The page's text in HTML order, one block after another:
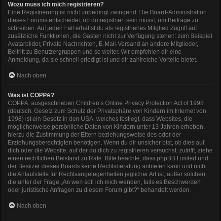
Wozu muss ich mich registrieren?
Eine Registrierung ist nicht unbedingt zwingend. Die Board-Administration
dieses Forums entscheidet, ob du registriert sein musst, um Beiträge zu
schreiben. Auf jeden Fall erhältst du als registriertes Mitglied Zugriff auf
zusätzliche Funktionen, die Gästen nicht zur Verfügung stehen: zum Beispiel
Avatarbilder, Private Nachrichten, E-Mail-Versand an andere Mitglieder,
Beitritt zu Benutzergruppen und so weiter. Wir empfehlen dir eine
Anmeldung, da sie schnell erledigt ist und dir zahlreiche Vorteile bietet.
Nach oben
Was ist COPPA?
COPPA, ausgeschrieben Children’s Online Privacy Protection Act of 1998
(deutsch: Gesetz zum Schutz der Privatsphäre von Kindern im Internet von
1998) ist ein Gesetz in den USA, welches festlegt, dass Websites, die
möglicherweise persönliche Daten von Kindern unter 13 Jahren erheben,
hierzu die Zustimmung der Eltern beziehungsweise des oder der
Erziehungsberechtigten benötigen. Wenn du dir unsicher bist, ob dies auf
dich oder die Website, auf der du dich zu registrieren versuchst, zutrifft, ziehe
einen rechtlichen Beistand zu Rate. Bitte beachte, dass phpBB Limited und
der Besitzer dieses Boards keine Rechtsberatung anbieten kann und nicht
die Anlaufstelle für Rechtsangelegenheiten jeglicher Art ist; außer solchen,
die unter der Frage „An wen soll ich mich wenden, falls es Beschwerden
oder juristische Anfragen zu diesem Forum gibt?“ behandelt werden.
Nach oben